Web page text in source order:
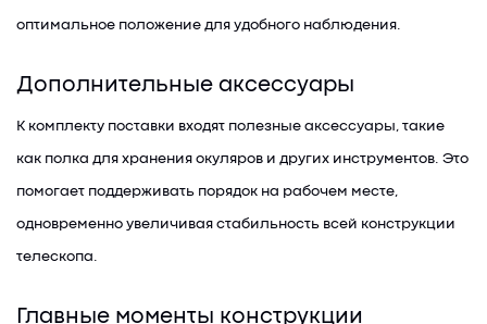
оптимальное положение для удобного наблюдения.
Дополнительные аксессуары
К комплекту поставки входят полезные аксессуары, такие
как полка для хранения окуляров и других инструментов. Это
помогает поддерживать порядок на рабочем месте,
одновременно увеличивая стабильность всей конструкции
телескопа.
Главные моменты конструкции